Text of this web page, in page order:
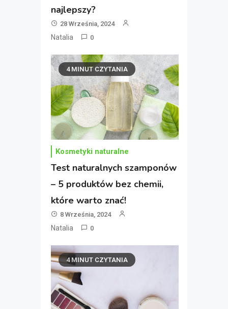
najlepszy?
28 Września, 2024
Natalia 0
4 MINUT CZYTANIA
Kosmetyki naturalne
Test naturalnych szamponów
– 5 produktów bez chemii,
które warto znać!
8 Września, 2024
Natalia 0
4 MINUT CZYTANIA